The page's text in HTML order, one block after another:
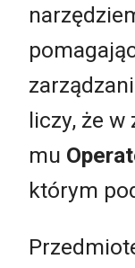
liczy, że
mu
którym